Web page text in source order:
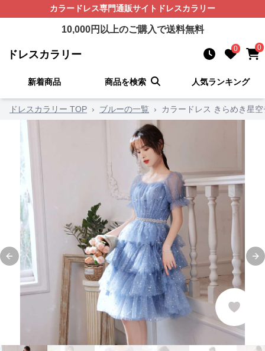
カラードレス専門通販サイト ドレスカラリー
10,000円以上のご購入で送料無料
ドレスカラリー 0 0
新着商品 商品を検索 人気ランキング
ドレスカラリー TOP › ブルーの一覧 › カラードレス きらめき星
Previous slide